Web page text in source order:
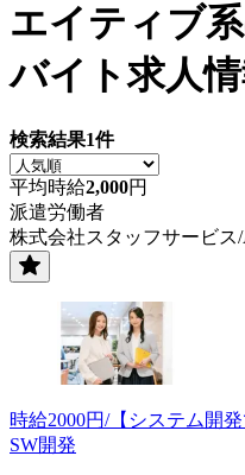
エイティブ系
バイト求人
検索結果1件
平均時給2,000円
派遣労働者
株式会社スタッフサービス/
時給2000円/【システム開
SW開発